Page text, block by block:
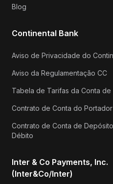
Blog
Continental Bank
Aviso de Privacidade do
Aviso da Regulamentação CC
Tabela de Tarifas da Conta de
Contrato de Conta do
Contrato de Conta de
Débito
Inter & Co Payments, Inc.
(Inter&Co/Inter)